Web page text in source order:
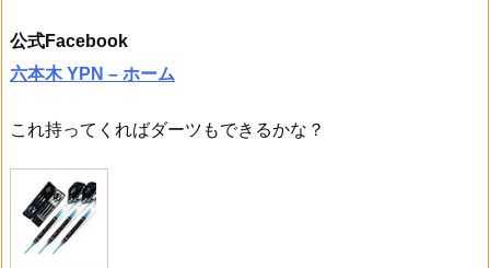
公式Facebook
六本木 YPN – ホーム
これ持ってくればダーツもできるかな？